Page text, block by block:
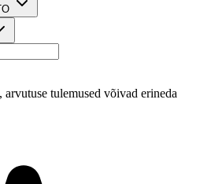
arvutuse tulemused võivad erineda